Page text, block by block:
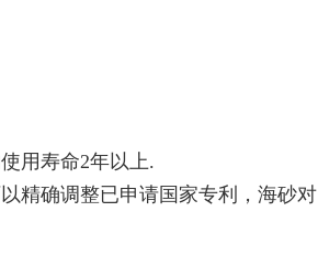
用寿命2年以上.
精确调整已申请国家专利，海砂对